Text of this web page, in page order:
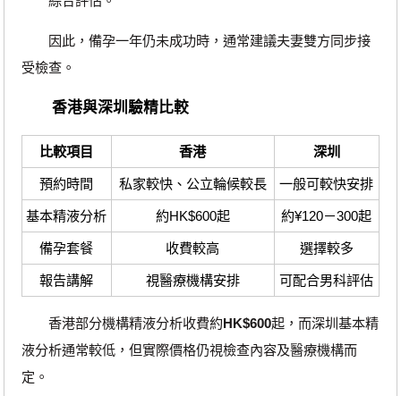
因此，備孕一年仍未成功時，通常建議夫妻雙方同步接
受檢查。
香港與深圳驗精比較
比較項目 香港 深圳
預約時間 私家較快、公立輪候較長 一般可較快安排
基本精液分析 約HK$600起 約¥120－300起
備孕套餐 收費較高 選擇較多
報告講解 視醫療機構安排 可配合男科評估
香港部分機構精液分析收費約HK$600起，而深圳基本精
液分析通常較低，但實際價格仍視檢查內容及醫療機構而
定。